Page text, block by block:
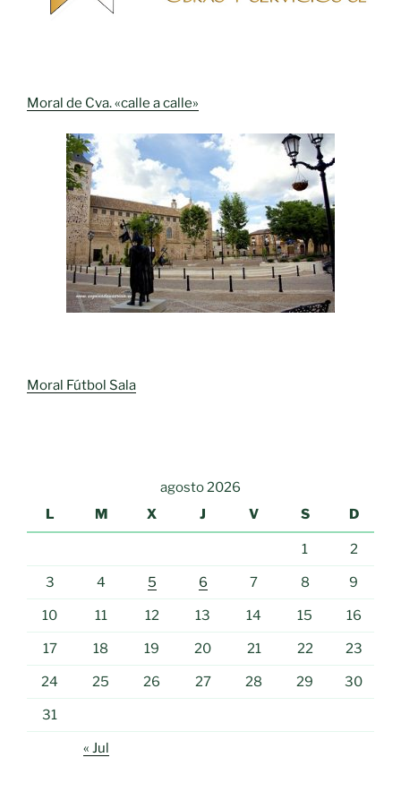
Moral de Cva. «calle a calle»
Moral Fútbol Sala
agosto 2026
L
M X J V S D
1 2
3 4 5 6 7 8 9
10 11 12 13 14 15 16
17 18 19 20 21 22 23
24 25 26 27 28 29 30
31
« Jul